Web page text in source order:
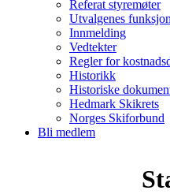
Referat styremøter
Utvalgenes
Innmelding
Vedtekter
Regler for
Historikk
Historiske
Hedmark Skikrets
Norges Skiforbund
Bli medlem